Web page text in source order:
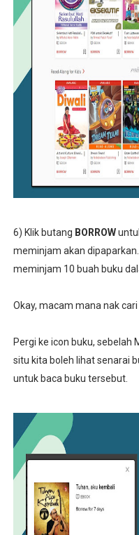
6) Klik butang BORROW
meminjam akan
meminjam 10 buah buku
Okay, macam mana nak
Pergi ke icon buku, sebelah
situ kita boleh lihat senarai
untuk baca buku tersebut.